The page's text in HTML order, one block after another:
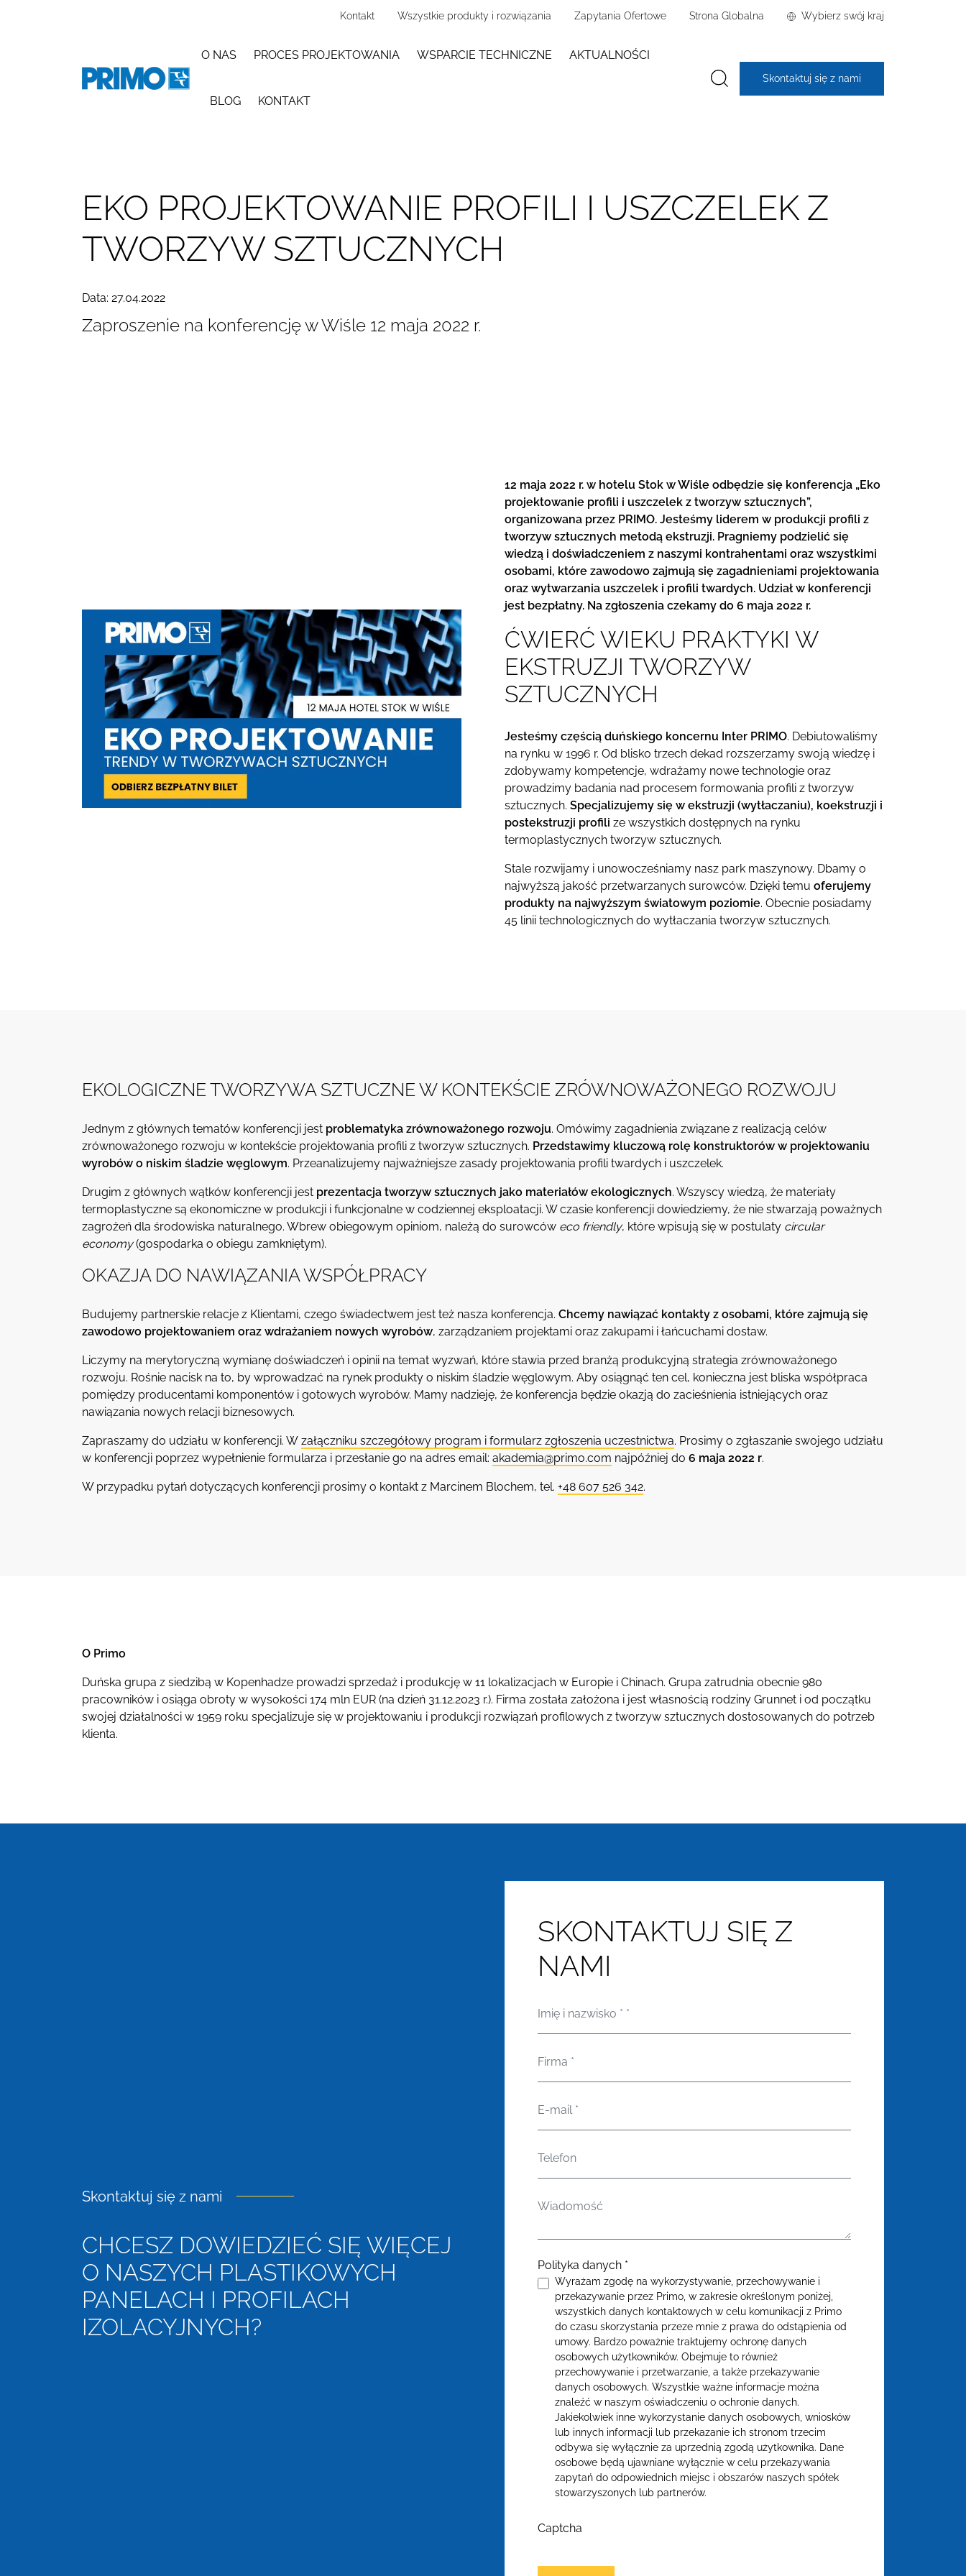
Kontakt Wszystkie produkty i rozwiązania Zapytania Ofertowe Strona Globalna Wybierz swój kraj
O NAS PROCES PROJEKTOWANIA WSPARCIE TECHNICZNE AKTUALNOŚCI
BLOG KONTAKT
Skontaktuj się z nami
EKO PROJEKTOWANIE PROFILI I USZCZELEK Z
TWORZYW SZTUCZNYCH
Data: 27.04.2022
Zaproszenie na konferencję w Wiśle 12 maja 2022 r.
12 maja 2022 r. w hotelu Stok w Wiśle odbędzie się konferencja „Eko
projektowanie profili i uszczelek z tworzyw sztucznych”,
organizowana przez PRIMO. Jesteśmy liderem w produkcji profili z
tworzyw sztucznych metodą ekstruzji. Pragniemy podzielić się
wiedzą i doświadczeniem z naszymi kontrahentami oraz wszystkimi
osobami, które zawodowo zajmują się zagadnieniami projektowania
oraz wytwarzania uszczelek i profili twardych. Udział w konferencji
jest bezpłatny. Na zgłoszenia czekamy do 6 maja 2022 r.
ĆWIERĆ WIEKU PRAKTYKI W
EKSTRUZJI TWORZYW
SZTUCZNYCH
Jesteśmy częścią duńskiego koncernu Inter PRIMO. Debiutowaliśmy
na rynku w 1996 r. Od blisko trzech dekad rozszerzamy swoją wiedzę i
zdobywamy kompetencje, wdrażamy nowe technologie oraz
prowadzimy badania nad procesem formowania profili z tworzyw
sztucznych. Specjalizujemy się w ekstruzji (wytłaczaniu), koekstruzji i
postekstruzji profili ze wszystkich dostępnych na rynku
termoplastycznych tworzyw sztucznych.
Stale rozwijamy i unowocześniamy nasz park maszynowy. Dbamy o
najwyższą jakość przetwarzanych surowców. Dzięki temu oferujemy
produkty na najwyższym światowym poziomie. Obecnie posiadamy
45 linii technologicznych do wytłaczania tworzyw sztucznych.
EKOLOGICZNE TWORZYWA SZTUCZNE W KONTEKŚCIE ZRÓWNOWAŻONEGO ROZWOJU
Jednym z głównych tematów konferencji jest problematyka zrównoważonego rozwoju. Omówimy zagadnienia związane z realizacją celów
zrównoważonego rozwoju w kontekście projektowania profili z tworzyw sztucznych. Przedstawimy kluczową rolę konstruktorów w projektowaniu
wyrobów o niskim śladzie węglowym. Przeanalizujemy najważniejsze zasady projektowania profili twardych i uszczelek.
Drugim z głównych wątków konferencji jest prezentacja tworzyw sztucznych jako materiałów ekologicznych. Wszyscy wiedzą, że materiały
termoplastyczne są ekonomiczne w produkcji i funkcjonalne w codziennej eksploatacji. W czasie konferencji dowiedziemy, że nie stwarzają poważnych
zagrożeń dla środowiska naturalnego. Wbrew obiegowym opiniom, należą do surowców eco friendly, które wpisują się w postulaty circular
economy(gospodarka o obiegu zamkniętym).
OKAZJA DO NAWIĄZANIA WSPÓŁPRACY
Budujemy partnerskie relacje z Klientami, czego świadectwem jest też nasza konferencja. Chcemy nawiązać kontakty z osobami, które zajmują się
zawodowo projektowaniem oraz wdrażaniem nowych wyrobów, zarządzaniem projektami oraz zakupami i łańcuchami dostaw.
Liczymy na merytoryczną wymianę doświadczeń i opinii na temat wyzwań, które stawia przed branżą produkcyjną strategia zrównoważonego
rozwoju. Rośnie nacisk na to, by wprowadzać na rynek produkty o niskim śladzie węglowym. Aby osiągnąć ten cel, konieczna jest bliska współpraca
pomiędzy producentami komponentów i gotowych wyrobów. Mamy nadzieję, że konferencja będzie okazją do zacieśnienia istniejących oraz
nawiązania nowych relacji biznesowych.
Zapraszamy do udziału w konferencji. W załączniku szczegółowy program i formularz zgłoszenia uczestnictwa. Prosimy o zgłaszanie swojego udziału
w konferencji poprzez wypełnienie formularza i przesłanie go na adres email: akademia@primo.com najpóźniej do 6 maja 2022 r.
W przypadku pytań dotyczących konferencji prosimy o kontakt z Marcinem Blochem, tel. +48 607 526 342.
O Primo
Duńska grupa z siedzibą w Kopenhadze prowadzi sprzedaż i produkcję w 11 lokalizacjach w Europie i Chinach. Grupa zatrudnia obecnie 980
pracowników i osiąga obroty w wysokości 174 mln EUR (na dzień 31.12.2023 r.). Firma została założona i jest własnością rodziny Grunnet i od początku
swojej działalności w 1959 roku specjalizuje się w projektowaniu i produkcji rozwiązań profilowych z tworzyw sztucznych dostosowanych do potrzeb
klienta.
Skontaktuj się z nami
CHCESZ DOWIEDZIEĆ SIĘ WIĘCEJ
O NASZYCH PLASTIKOWYCH
PANELACH I PROFILACH
IZOLACYJNYCH?
SKONTAKTUJ SIĘ Z
NAMI
Imię i nazwisko * *
Firma *
E-mail *
Telefon
Wiadomość
Wyrażam zgodę na wykorzystywanie, przechowywanie i
przekazywanie przez Primo, w zakresie określonym poniżej,
wszystkich danych kontaktowych w celu komunikacji z Primo
do czasu skorzystania przeze mnie z prawa do odstąpienia od
umowy. Bardzo poważnie traktujemy ochronę danych
osobowych użytkowników. Obejmuje to również
przechowywanie i przetwarzanie, a także przekazywanie
danych osobowych. Wszystkie ważne informacje można
znaleźć w naszym oświadczeniu o ochronie danych.
Jakiekolwiek inne wykorzystanie danych osobowych, wniosków
lub innych informacji lub przekazanie ich stronom trzecim
odbywa się wyłącznie za uprzednią zgodą użytkownika. Dane
osobowe będą ujawniane wyłącznie w celu przekazywania
zapytań do odpowiednich miejsc i obszarów naszych spółek
stowarzyszonych lub partnerów.
Polityka danych *
Captcha